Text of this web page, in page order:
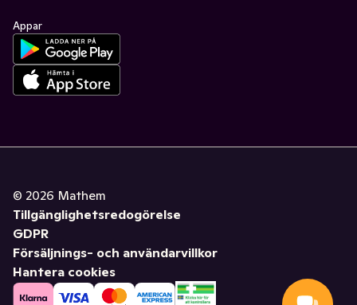
Appar
© 2026 Mathem
Tillgänglighetsredogörelse
GDPR
Försäljnings- och användarvillkor
Hantera cookies